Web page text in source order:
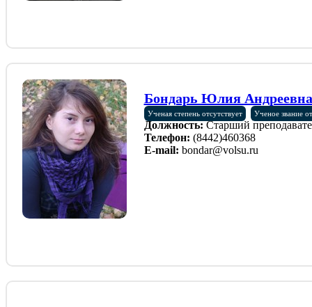
Бондарь Юлия Андреевна
Ученая степень отсутствует Ученое звание
Должность:Старший
Телефон: (8442)460368
E-mail: bondar@volsu.ru